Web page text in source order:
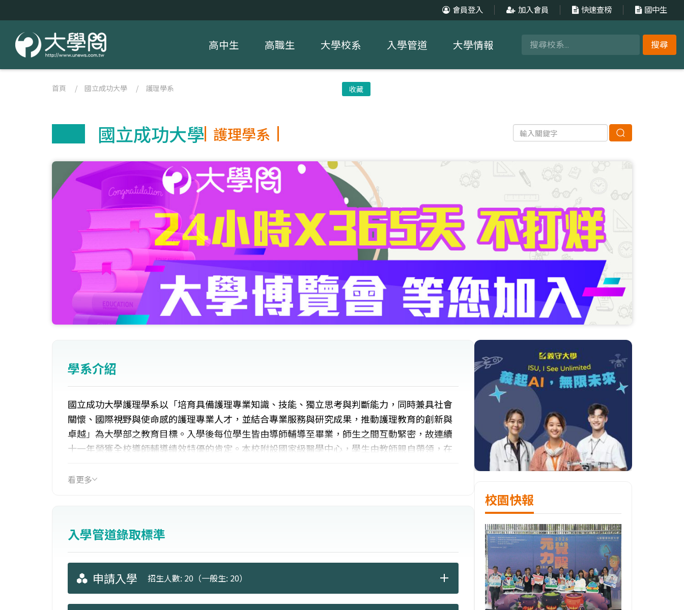
會員登入 加入會員 快速查榜 國中生
搜尋
高中生 高職生 大學校系 入學管道 大學情報
首頁 / 國立成功大學 / 護理學系 收藏
國立成功大學 護理學系
學系介紹
國立成功大學護理學系以「培育具備護理專業知識、技能、獨立思考與判斷能力，同時兼具社會
關懷、國際視野與使命感的護理專業人才，並結合專業服務與研究成果，推動護理教育的創新與
卓越」為大學部之教育目標。入學後每位學生皆由導師輔導至畢業，師生之間互動緊密，故連續
十一年榮獲全校導師輔導績效特優的肯定。本校附設國家級醫學中心，學生由教師親自帶領，在
看更多
入學管道錄取標準
申請入學 招生人數: 20（一般生: 20）
校園快報